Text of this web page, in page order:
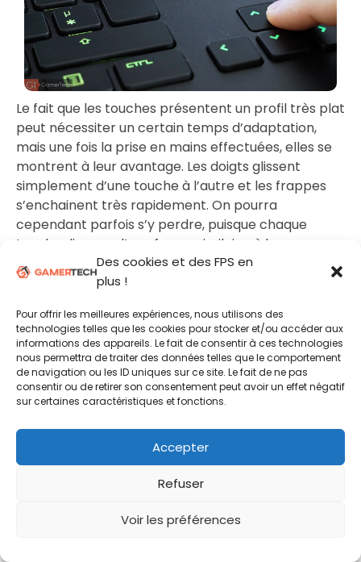
Des cookies et des FPS en
plus !
Pour offrir les meilleures expériences, nous utilisons des
technologies telles que les cookies pour stocker et/ou accéder aux
informations des appareils. Le fait de consentir à ces technologies
nous permettra de traiter des données telles que le comportement
de navigation ou les ID uniques sur ce site. Le fait de ne pas
consentir ou de retirer son consentement peut avoir un effet négatif
sur certaines caractéristiques et fonctions.
Accepter
Refuser
Voir les préférences
Le fait que les touches présentent un profil très plat
peut nécessiter un certain temps d’adaptation,
mais une fois la prise en mains effectuées, elles se
montrent à leur avantage. Les doigts glissent
simplement d’une touche à l’autre et les frappes
s’enchainent très rapidement. On pourra
cependant parfois s’y perdre, puisque chaque
touche dispose d’une forme similaire, à la
différence de certains claviers mettant proposant
des angles différents pour ZQSD par exemple.
Concernant l’absence de touches
supplémentaires, on s’y retrouve finalement plutôt
effectivement problème sur les MOBA et encore